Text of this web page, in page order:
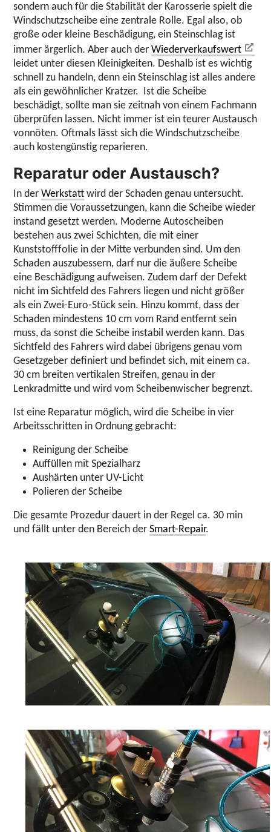
sondern auch für die Stabilität der Karosserie spielt die
Windschutzscheibe eine zentrale Rolle. Egal also, ob
große oder kleine Beschädigung, ein Steinschlag ist
immer ärgerlich. Aber auch derWiederverkaufswert
leidet unter diesen Kleinigkeiten. Deshalb ist es wichtig
schnell zu handeln, denn ein Steinschlag ist alles andere
als ein gewöhnlicher Kratzer. Ist die Scheibe
beschädigt, sollte man sie zeitnah von einem Fachmann
überprüfen lassen. Nicht immer ist ein teurer Austausch
vonnöten. Oftmals lässt sich die Windschutzscheibe
auch kostengünstig reparieren.
Reparatur oder Austausch?
In derWerkstatt wird der Schaden genau untersucht.
Stimmen die Voraussetzungen, kann die Scheibe wieder
instand gesetzt werden. Moderne Autoscheiben
bestehen aus zwei Schichten, die mit einer
Kunststofffolie in der Mitte verbunden sind. Um den
Schaden auszubessern, darf nur die äußere Scheibe
eine Beschädigung aufweisen. Zudem darf der Defekt
nicht im Sichtfeld des Fahrers liegen und nicht größer
als ein Zwei-Euro-Stück sein. Hinzu kommt, dass der
Schaden mindestens 10 cm vom Rand entfernt sein
muss, da sonst die Scheibe instabil werden kann. Das
Sichtfeld des Fahrers wird dabei übrigens genau vom
Gesetzgeber definiert und befindet sich, mit einem ca.
30 cm breiten vertikalen Streifen, genau in der
Lenkradmitte und wird vom Scheibenwischer begrenzt.
Ist eine Reparatur möglich, wird die Scheibe in vier
Arbeitsschritten in Ordnung gebracht:
Reinigung der Scheibe
Auffüllen mit Spezialharz
Aushärten unter UV-Licht
Polieren der Scheibe
Die gesamte Prozedur dauert in der Regel ca. 30 min
und fällt unter den Bereich derSmart-Repair.